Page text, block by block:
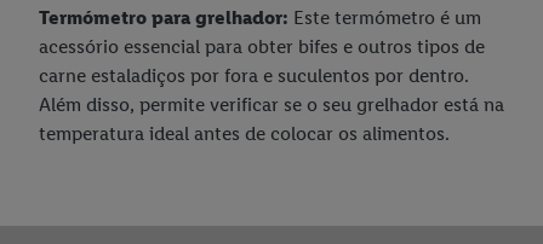
Termómetro para grelhador: Este termómetro é um
acessório essencial para obter bifes e outros tipos de
carne estaladiços por fora e suculentos por dentro.
Além disso, permite verificar se o seu grelhador está na
temperatura ideal antes de colocar os alimentos.